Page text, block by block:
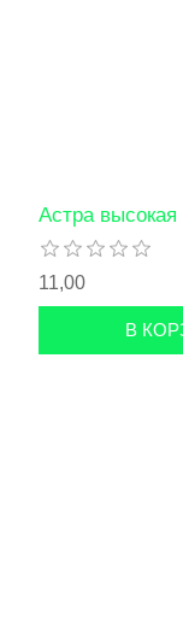
Астра высокая
11,00